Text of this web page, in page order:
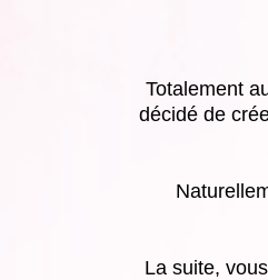
Totalement
décidé de
La suite,